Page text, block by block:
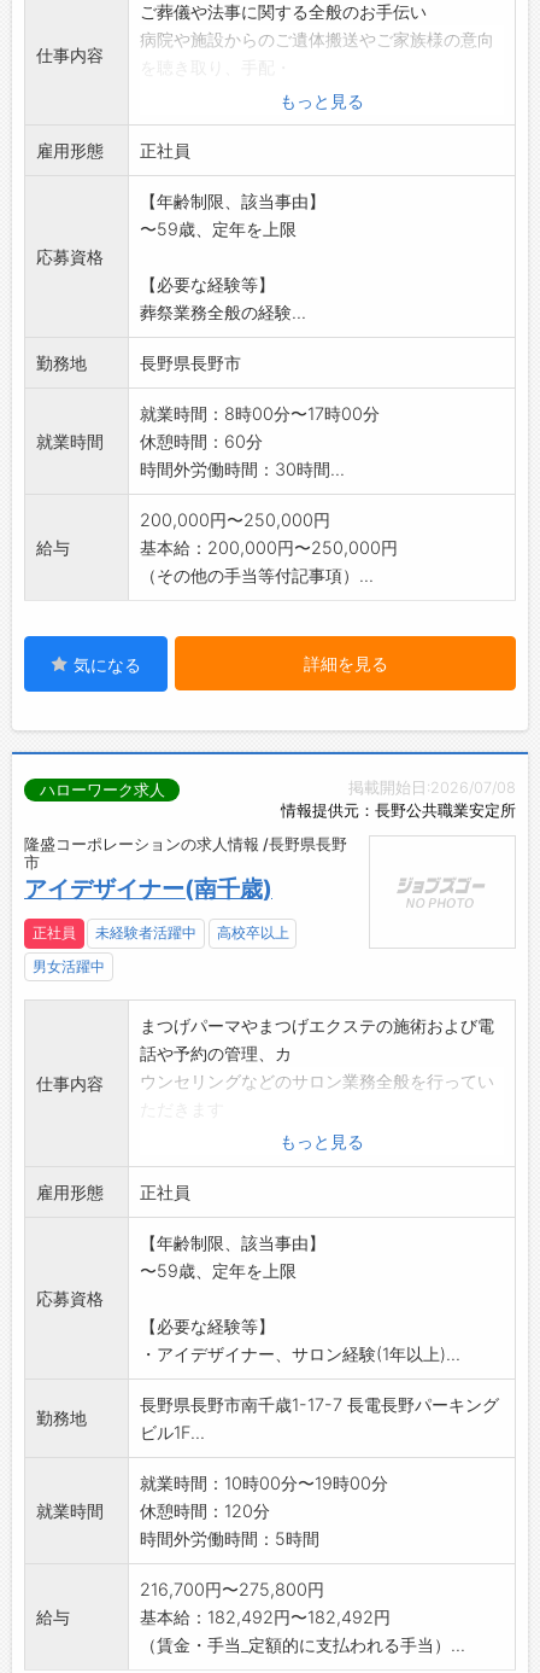
仕事内容
ご葬儀や法事に関する全般のお手伝い
病院や施設からのご遺体搬送やご家族様の意向
儀式のディレクション・運営などの全般をお手
伝いいただきます。
コロナ禍を経て、葬儀のあり方やお客様のご意
向も多様化しており
、先ずは傾聴することを大事にしたお仕事で
す。
ディレクターの負
担軽減を目的として、夜間業務や電話対応は外
ので安心して働ける職場です。
*業務上社用車の運転があります。
【仕事の変更範囲:変更なし】
もっと見る
雇用形態 正社員
応募資格
【年齢制限、該当事由】
〜59歳、定年を上限
【必要な経験等】
葬祭業務全般の経験...
勤務地 長野県長野市
就業時間
就業時間：8時00分〜17時00分
休憩時間：60分
時間外労働時間：30時間...
給与
200,000円〜250,000円
基本給：200,000円〜250,000円
（その他の手当等付記事項）...
気になる 詳細を見る
掲載開始日:2026/07/08
情報提供元：長野公共職業安定所
ハローワーク求人
隆盛コーポレーションの求人情報 /長野県長野
市
アイデザイナー(南千歳)
正社員 未経験者活躍中
高校卒以上
男女活躍中
仕事内容
まつげパーマやまつげエクステの施術および電
話や予約の管理、カ
ウンセリングなどのサロン業務全般を行ってい
*美容師免許を活かせます!
*腰痛や手荒れで美容師をあきらめてしまった方
*美容師のお仕事から少し離れてブランクのある
方
*研修制度が充実しているので、自信を持って施
術ができるように
*お客様の目元を美しく仕上げ、喜んでいただけ
ることがやりがい
であり、キレイになりたいという方の気持ちを
お手伝いできる素敵
なお仕事です
もっと見る
雇用形態 正社員
応募資格
【年齢制限、該当事由】
〜59歳、定年を上限
【必要な経験等】
・アイデザイナー、サロン経験(1年以上)...
勤務地
長野県長野市南千歳1-17-7 長電長野パーキング
ビル1F...
就業時間
就業時間：10時00分〜19時00分
休憩時間：120分
時間外労働時間：5時間
給与
216,700円〜275,800円
基本給：182,492円〜182,492円
（賃金・手当_定額的に支払われる手当）...